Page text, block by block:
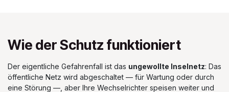
Wie der Schutz funktioniert
Der eigentliche Gefahrenfall ist das ungewollte Inselnetz: Das
öffentliche Netz wird abgeschaltet — für Wartung oder durch
eine Störung —, aber Ihre Wechselrichter speisen weiter und